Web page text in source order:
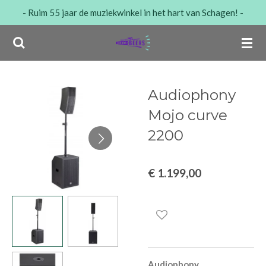
naar
de
- Ruim 55 jaar de muziekwinkel in het hart van Schagen! -
Audiophony
Mojo curve
2200
€ 1.199,00